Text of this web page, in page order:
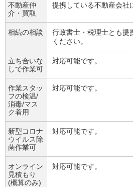
不動産仲
介・買取
提携している不動産会社
相続の相談
行政書士・税理士とも提
ください。
立ち合いな
しで作業可
対応可能です。
作業スタッ
フの検温/
消毒/マス
ク着用
対応可能です。
新型コロナ
ウイルス除
菌作業可
対応可能です。
オンライン
見積もり
(概算のみ)
対応可能です。